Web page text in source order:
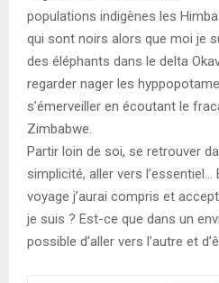
populations indigènes les
qui sont noirs alors que moi je
des éléphants dans le delta
regarder nager les
s’émerveiller en écoutant le
Zimbabwe.
Partir loin de soi, se retrouver
simplicité, aller vers l’essentiel…
voyage j’aurai compris et
je suis ? Est-ce que dans un
possible d’aller vers l’autre et